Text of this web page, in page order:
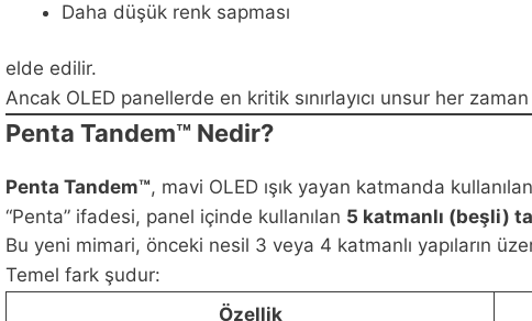
Daha düşük renk sapması
elde edilir.
Ancak OLED panellerde en kritik sınırlayıcı unsur her zaman
Penta Tandem™ Nedir?
Penta Tandem™, mavi OLED ışık yayan katmanda
“Penta” ifadesi, panel içinde kullanılan 5 katmanlı (beşli)
Bu yeni mimari, önceki nesil 3 veya 4 katmanlı yapıların
Temel fark şudur:
Özellik